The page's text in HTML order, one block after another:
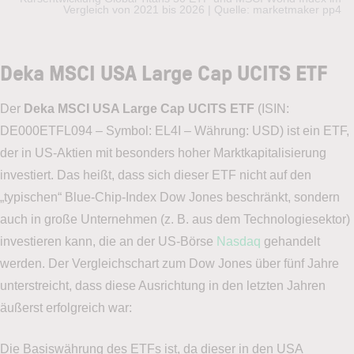
Vergleich von 2021 bis 2026 | Quelle: marketmaker pp4
Deka MSCI USA Large Cap UCITS ETF
Der Deka MSCI USA Large Cap UCITS ETF (ISIN:
DE000ETFL094 – Symbol: EL4I – Währung: USD) ist ein ETF,
der in US-Aktien mit besonders hoher Marktkapitalisierung
investiert. Das heißt, dass sich dieser ETF nicht auf den
„typischen“ Blue-Chip-Index Dow Jones beschränkt, sondern
auch in große Unternehmen (z. B. aus dem Technologiesektor)
investieren kann, die an der US-Börse Nasdaq gehandelt
werden. Der Vergleichschart zum Dow Jones über fünf Jahre
unterstreicht, dass diese Ausrichtung in den letzten Jahren
äußerst erfolgreich war:
Die Basiswährung des ETFs ist, da dieser in den USA